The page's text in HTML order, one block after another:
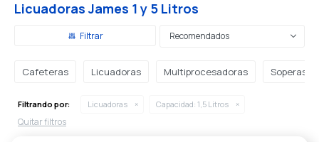
Licuadoras James 1 y 5 Litros
Recomendados
Cafeteras Licuadoras Multiprocesadoras Soperas
Filtrando por: Licuadoras Capacidad: 1,5 Litros
Quitar filtros